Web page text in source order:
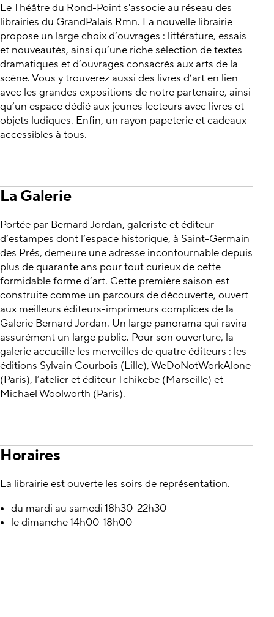
Le Théâtre du Rond-Point s'associe au réseau des
librairies du GrandPalais Rmn. La nouvelle librairie
propose un large choix d’ouvrages : littérature, essais
et nouveautés, ainsi qu’une riche sélection de textes
dramatiques et d’ouvrages consacrés aux arts de la
scène. Vous y trouverez aussi des livres d’art en lien
avec les grandes expositions de notre partenaire, ainsi
qu’un espace dédié aux jeunes lecteurs avec livres et
objets ludiques. Enfin, un rayon papeterie et cadeaux
accessibles à tous.
La Galerie
Portée par Bernard Jordan, galeriste et éditeur
d’estampes dont l’espace historique, à Saint-Germain
des Prés, demeure une adresse incontournable depuis
plus de quarante ans pour tout curieux de cette
formidable forme d’art. Cette première saison est
construite comme un parcours de découverte, ouvert
aux meilleurs éditeurs-imprimeurs complices de la
Galerie Bernard Jordan. Un large panorama qui ravira
assurément un large public. Pour son ouverture, la
galerie accueille les merveilles de quatre éditeurs : les
éditions Sylvain Courbois (Lille), WeDoNotWorkAlone
(Paris), l’atelier et éditeur Tchikebe (Marseille) et
Michael Woolworth (Paris).
Horaires
La librairie est ouverte les soirs de représentation.
du mardi au samedi 18h30-22h30
le dimanche 14h00-18h00